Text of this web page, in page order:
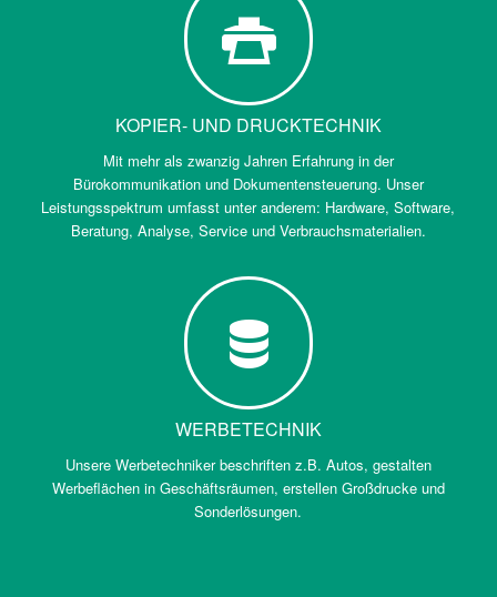
KOPIER- UND DRUCKTECHNIK
Mit mehr als zwanzig Jahren Erfahrung in der
Bürokommunikation und Dokumentensteuerung. Unser
Leistungsspektrum umfasst unter anderem: Hardware, Software,
Beratung, Analyse, Service und Verbrauchsmaterialien.
WERBETECHNIK
Unsere Werbetechniker beschriften z.B. Autos, gestalten
Werbeflächen in Geschäftsräumen, erstellen Großdrucke und
Sonderlösungen.